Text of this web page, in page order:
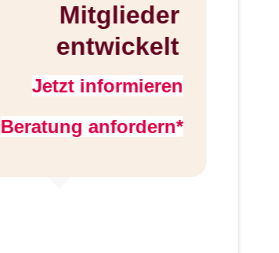
Mitglieder
entwickelt
Jetzt informieren
Beratung anfordern*